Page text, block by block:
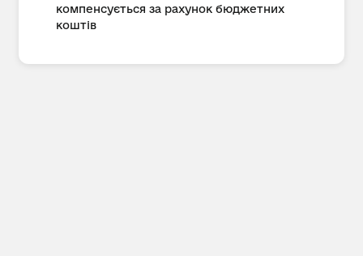
компенсується за рахунок бюджетних
коштів